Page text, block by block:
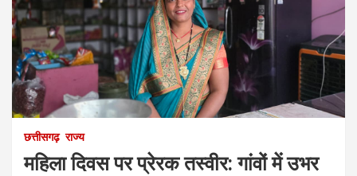
छत्तीसगढ़ राज्य
महिला दिवस पर प्रेरक तस्वीर: गांवों में उभर